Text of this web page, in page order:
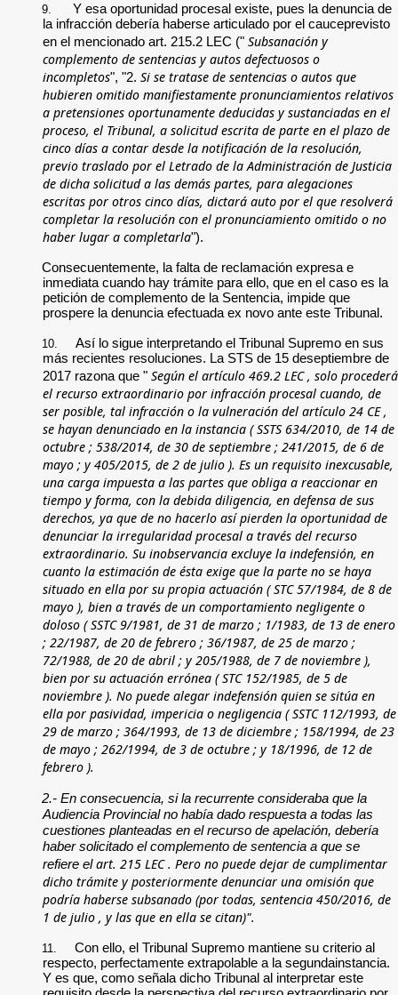
9.
Y esa oportunidad procesal existe, pues la denuncia de
la infracción debería haberse articulado por el cauceprevisto
en el mencionado art. 215.2 LEC (" Subsanación y
complemento de sentencias y autos defectuosos o
incompletos", "2. Si se tratase de sentencias o autos que
hubieren omitido manifiestamente pronunciamientos relativos
a pretensiones oportunamente deducidas y sustanciadas en el
proceso, el Tribunal, a solicitud escrita de parte en el plazo de
cinco días a contar desde la notificación de la resolución,
previo traslado por el Letrado de la Administración de Justicia
de dicha solicitud a las demás partes, para alegaciones
escritas por otros cinco días, dictará auto por el que resolverá
completar la resolución con el pronunciamiento omitido o no
haber lugar a completarla").
Consecuentemente, la falta de reclamación expresa e
inmediata cuando hay trámite para ello, que en el caso es la
petición de complemento de la Sentencia, impide que
prospere la denuncia efectuada ex novo ante este Tribunal.
10.
Así lo sigue interpretando el Tribunal Supremo en sus
más recientes resoluciones. La STS de 15 deseptiembre de
2017 razona que " Según el artículo 469.2 LEC , solo procederá
el recurso extraordinario por infracción procesal cuando, de
ser posible, tal infracción o la vulneración del artículo 24 CE ,
se hayan denunciado en la instancia ( SSTS 634/2010, de 14 de
octubre ; 538/2014, de 30 de septiembre ; 241/2015, de 6 de
mayo ; y 405/2015, de 2 de julio ). Es un requisito inexcusable,
una carga impuesta a las partes que obliga a reaccionar en
tiempo y forma, con la debida diligencia, en defensa de sus
derechos, ya que de no hacerlo así pierden la oportunidad de
denunciar la irregularidad procesal a través del recurso
extraordinario. Su inobservancia excluye la indefensión, en
cuanto la estimación de ésta exige que la parte no se haya
situado en ella por su propia actuación ( STC 57/1984, de 8 de
mayo ), bien a través de un comportamiento negligente o
doloso ( SSTC 9/1981, de 31 de marzo ; 1/1983, de 13 de enero
; 22/1987, de 20 de febrero ; 36/1987, de 25 de marzo ;
72/1988, de 20 de abril ; y 205/1988, de 7 de noviembre ),
bien por su actuación errónea ( STC 152/1985, de 5 de
noviembre ). No puede alegar indefensión quien se sitúa en
ella por pasividad, impericia o negligencia ( SSTC 112/1993, de
29 de marzo ; 364/1993, de 13 de diciembre ; 158/1994, de 23
de mayo ; 262/1994, de 3 de octubre ; y 18/1996, de 12 de
febrero ).
2.- En consecuencia, si la recurrente consideraba que la
Audiencia Provincial no había dado respuesta a todas las
cuestiones planteadas en el recurso de apelación, debería
haber solicitado el complemento de sentencia a que se
refiere el art. 215 LEC . Pero no puede dejar de cumplimentar
dicho trámite y posteriormente denunciar una omisión que
podría haberse subsanado (por todas, sentencia 450/2016, de
1 de julio , y las que en ella se citan)".
11.
Con ello, el Tribunal Supremo mantiene su criterio al
respecto, perfectamente extrapolable a la segundainstancia.
Y es que, como señala dicho Tribunal al interpretar este